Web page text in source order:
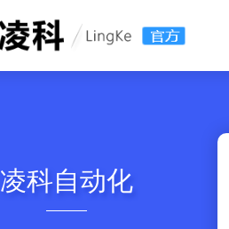
凌科自动化